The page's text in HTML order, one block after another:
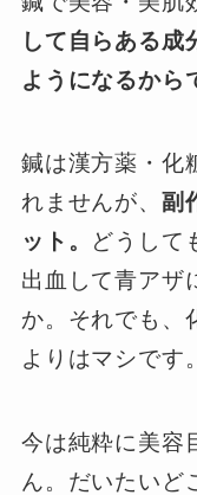
して自らある成
ようになるから
鍼は漢方薬・化
れませんが、 副
ット。
どうして
出血して青アザ
か。それでも、
よりはマシです。
今は純粋に美容
ん。だいたいど